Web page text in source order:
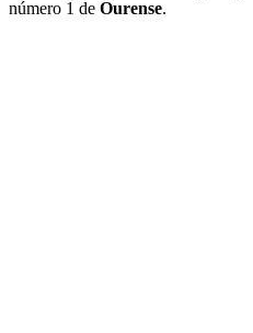
número 1 de Ourense.